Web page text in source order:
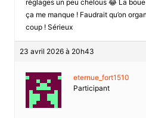
réglages un peu chelous 😂 La
ça me manque ! Faudrait qu’on
coup ! Sérieux
23 avril 2026 à 20h43
eternue_fort1510
Participant